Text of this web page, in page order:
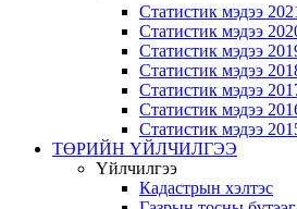
Статистик мэдээ
Статистик мэдээ
Статистик мэдээ
Статистик мэдээ
Статистик мэдээ
Статистик мэдээ
Статистик мэдээ
ТӨРИЙН ҮЙЛЧИЛГЭЭ
Үйлчилгээ
Кадастрын хэлтэс